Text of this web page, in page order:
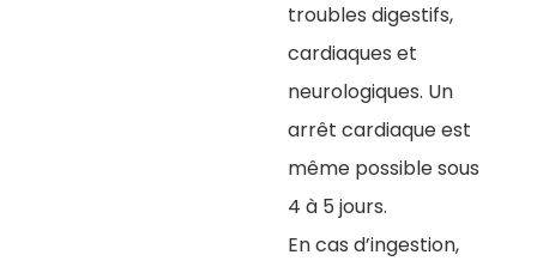
troubles digestifs,
cardiaques et
neurologiques. Un
arrêt cardiaque est
même possible sous
4 à 5 jours.
En cas d’ingestion,